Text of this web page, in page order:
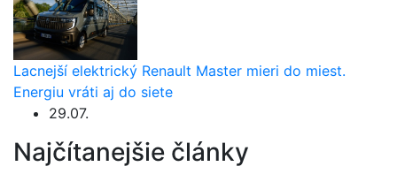
Lacnejší elektrický Renault Master mieri do miest.
Energiu vráti aj do siete
29.07.
Najčítanejšie články